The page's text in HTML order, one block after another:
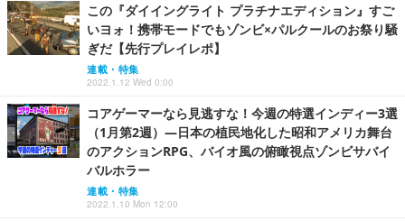
この『ダイイングライト プラチナエディション』すご
いヨォ！携帯モードでもゾンビ×パルクールのお祭り騒
ぎだ【先行プレイレポ】
連載・特集
2022.1.12 Wed 0:00
コアゲーマーなら見逃すな！今週の特選インディー3選
（1月第2週）―日本の植民地化した昭和アメリカ舞台
のアクションRPG、バイオ風の俯瞰視点ゾンビサバイ
バルホラー
連載・特集
2022.1.10 Mon 12:00